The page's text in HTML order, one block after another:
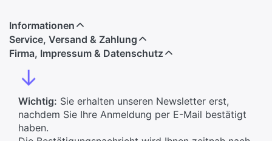
Informationen
Service, Versand & Zahlung
Firma, Impressum & Datenschutz
↓
Wichtig: Sie erhalten unseren Newsletter erst,
nachdem Sie Ihre Anmeldung per E-Mail bestätigt
haben.